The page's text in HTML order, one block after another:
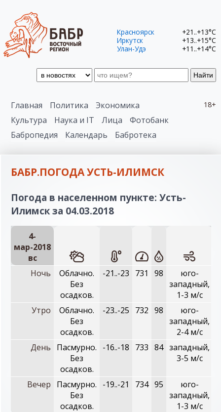
Найти
Красноярск
+21..+13°C
Иркутск
+13..+15°C
Улан-Удэ
+11..+14°C
18+
Главная Политика
Экономика
Культура
Наука и IT Лица
Фотобанк
Бабропедия
Календарь Бабротека
БАБР.ПОГОДА УСТЬ-ИЛИМСК
Погода в населенном пункте: Усть-
Илимск за 04.03.2018
4-
мар-2018
вc
Ночь
Облачно.
Без
осадков.
-21..-23 731 98
юго-
западный,
1-3 м/с
Утро
Облачно.
Без
осадков.
-23..-25 732 98
юго-
западный,
2-4 м/с
День
Пасмурно.
Без
осадков.
-16..-18 733 84 западный,
3-5 м/с
Вечер
Пасмурно.
Без
осадков.
-19..-21 734 95
юго-
западный,
1-3 м/с